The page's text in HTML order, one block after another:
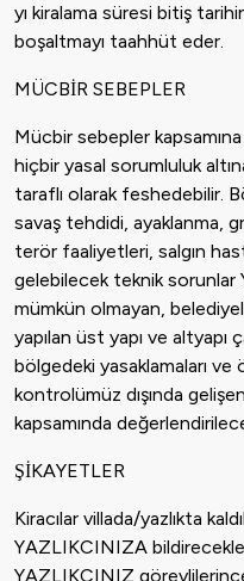
yı kiralama süresi bitiş
boşaltmayı taahhüt eder.
MÜCBİR SEBEPLER
Mücbir sebepler
hiçbir yasal sorumluluk
taraflı olarak feshedebilir.
savaş tehdidi, ayaklanma,
terör faaliyetleri, salgın
gelebilecek teknik
mümkün olmayan,
yapılan üst yapı ve altyapı
bölgedeki yasaklamaları
kontrolümüz dışında
kapsamında
ŞİKAYETLER
Kiracılar villada/yazlıkta
YAZLIKCINIZA
YAZLIKCINIZ